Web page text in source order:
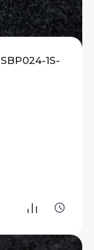
1S-